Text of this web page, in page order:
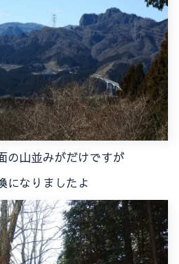
の山並みがだけですが
になりましたよ